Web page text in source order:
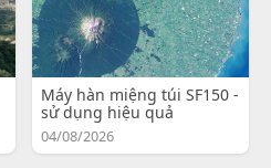
Máy hàn miệng túi SF150 -
sử dụng hiệu quả
04/08/2026